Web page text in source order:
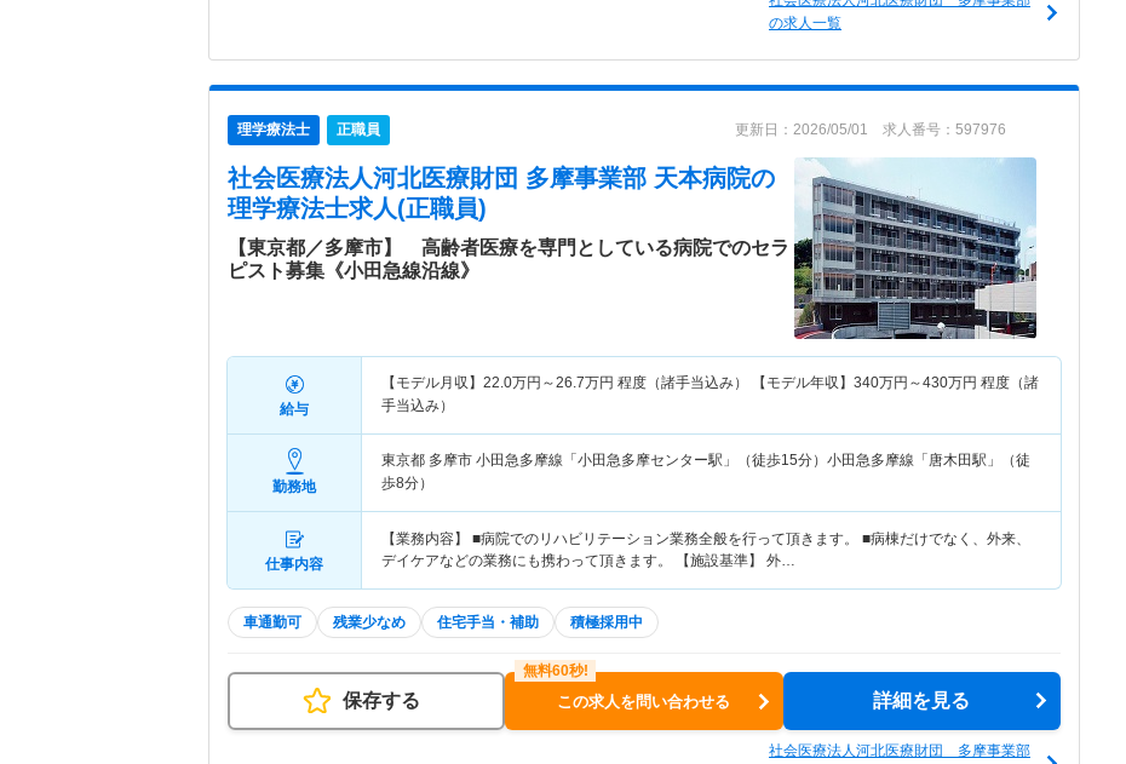
の求人一覧
理学療法士 正職員 更新日：2026/05/01 求人番号：597976
社会医療法人河北医療財団 多摩事業部 天本病院の
理学療法士求人(正職員)
【東京都／多摩市】 高齢者医療を専門としている病院でのセラ
ピスト募集《小田急線沿線》
給与
【モデル月収】 22.0万円～26.7万円 程度（諸手当込み） 【モデル年収】 340万円～430万円 程度（諸
手当込み）
勤務地
東京都 多摩市 小田急多摩線「小田急多摩センター駅」（徒歩15分）小田急多摩線「唐木田駅」（徒
歩8分）
仕事内容
【業務内容】 ■病院でのリハビリテーション業務全般を行って頂きます。 ■病棟だけでなく、外来、
デイケアなどの業務にも携わって頂きます。 【施設基準】 外…
車通勤可 残業少なめ 住宅手当・補助 積極採用中
保存する この求人を問い合わせる 詳細を見る
社会医療法人河北医療財団 多摩事業部